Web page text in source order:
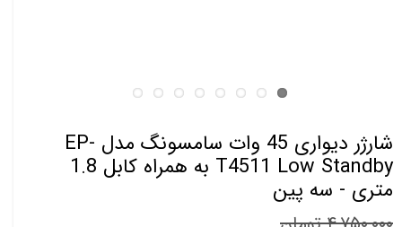
شارژر دیواری 45 وات سامسونگ مدل EP-
T4511 Low Standby به همراه کابل 1.8
متری - سه پین